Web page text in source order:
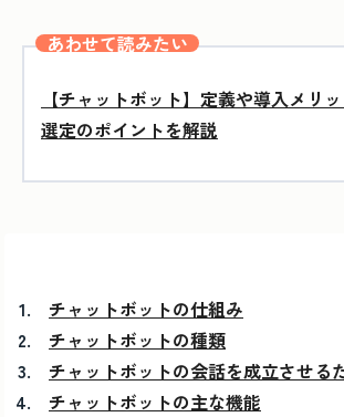
あわせて読みたい
【チャットボット】定義や導入メリ
選定のポイントを解説
チャットボットの仕組み
チャットボットの種類
チャットボットの会話を成立させる
チャットボットの主な機能